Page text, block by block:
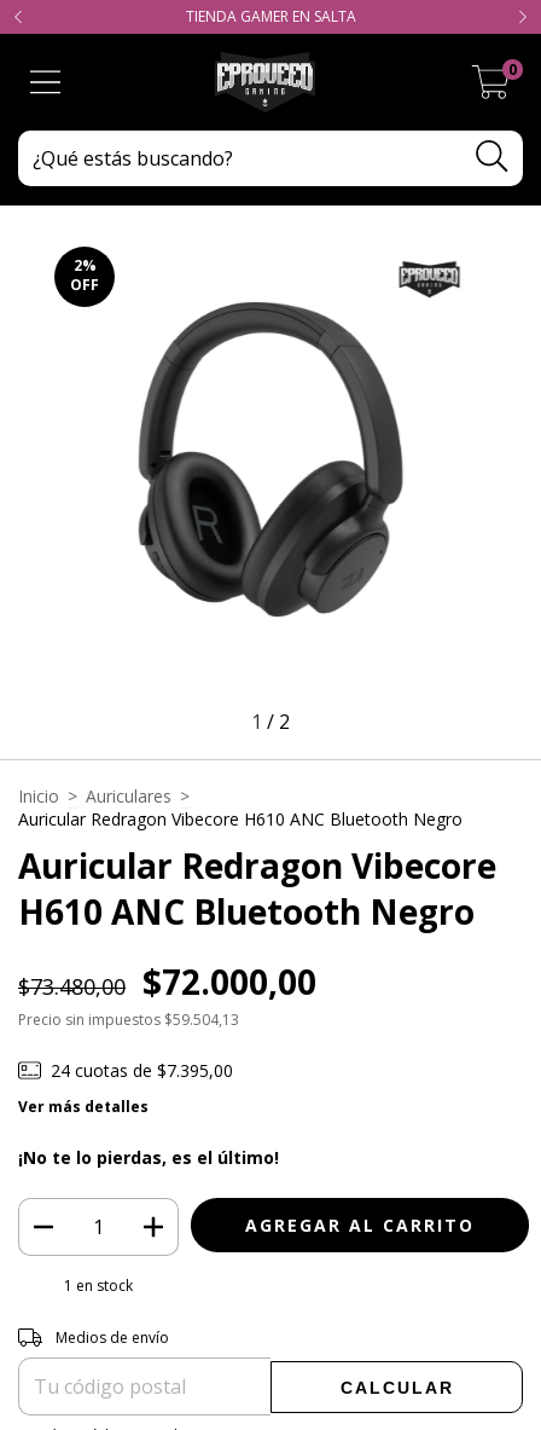
TIENDA GAMER EN SALTA
0
2%
OFF
1 / 2
Inicio > Auriculares >
Auricular Redragon Vibecore H610 ANC Bluetooth Negro
Auricular Redragon Vibecore
H610 ANC Bluetooth Negro
$73.480,00 $72.000,00
Precio sin impuestos $59.504,13
24 cuotas de $7.395,00
Ver más detalles
¡No te lo pierdas, es el último!
1 en stock
Entregas para el CP:
Medios de envío
CALCULAR